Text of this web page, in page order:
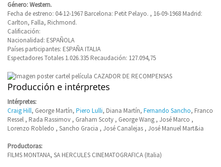
Género: Western.
Fecha de estreno: 04-12-1967 Barcelona: Petit Pelayo. , 16-09-1968 Madrid:
Carlton, Falla, Richmond.
Calificación:
Nacionalidad: ESPAÑOLA
Países participantes: ESPAÑA ITALIA
Espectadores Totales 1.026.335 Recaudación: 127.094,75
Producción e intérpretes
Intérpretes:
Craig Hill, George Martín, Piero Lulli, Diana Martín, Fernando Sancho, Franco
Ressel , Rada Rassimov , Graham Scoty , George Wang , José Marco ,
Lorenzo Robledo , Sancho Gracia , José Canalejas , José Manuel Mart&ia
Productoras:
FILMS MONTANA, SA HERCULES CINEMATOGRAFICA (Italia)